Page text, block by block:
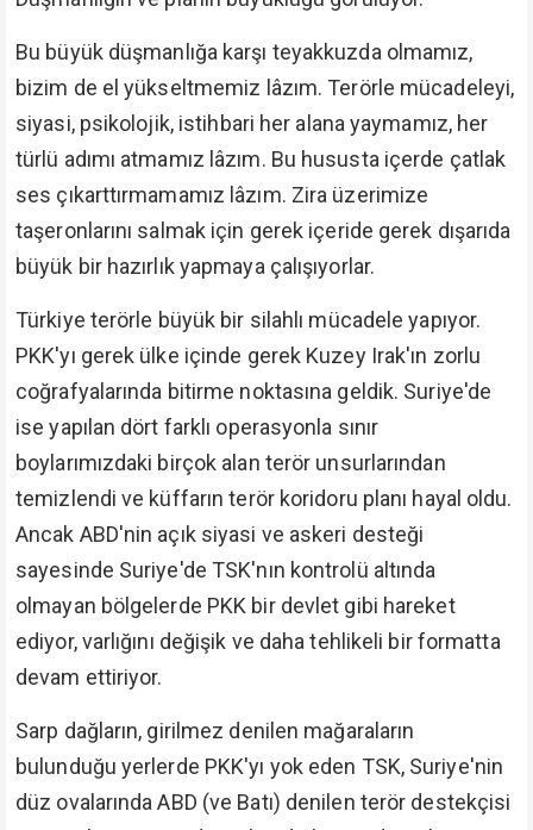
Bu büyük düşmanlığa karşı teyakkuzda olmamız,
bizim de el yükseltmemiz lâzım. Terörle mücadeleyi,
siyasi, psikolojik, istihbari her alana yaymamız, her
türlü adımı atmamız lâzım. Bu hususta içerde çatlak
ses çıkarttırmamamız lâzım. Zira üzerimize
taşeronlarını salmak için gerek içeride gerek dışarıda
büyük bir hazırlık yapmaya çalışıyorlar.
Türkiye terörle büyük bir silahlı mücadele yapıyor.
PKK'yı gerek ülke içinde gerek Kuzey Irak'ın zorlu
coğrafyalarında bitirme noktasına geldik. Suriye'de
ise yapılan dört farklı operasyonla sınır
boylarımızdaki birçok alan terör unsurlarından
temizlendi ve küffarın terör koridoru planı hayal oldu.
Ancak ABD'nin açık siyasi ve askeri desteği
sayesinde Suriye'de TSK'nın kontrolü altında
olmayan bölgelerde PKK bir devlet gibi hareket
ediyor, varlığını değişik ve daha tehlikeli bir formatta
devam ettiriyor.
Sarp dağların, girilmez denilen mağaraların
bulunduğu yerlerde PKK'yı yok eden TSK, Suriye'nin
düz ovalarında ABD (ve Batı) denilen terör destekçisi